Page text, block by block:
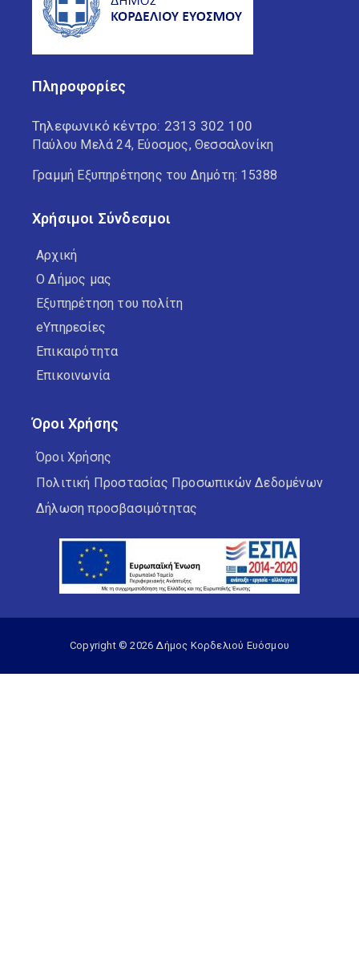
Πληροφορίες
Τηλεφωνικό κέντρο: 2313 302 100
Παύλου Μελά 24, Εύοσμος, Θεσσαλονίκη
Γραμμή Εξυπηρέτησης του Δημότη: 15388
Χρήσιμοι Σύνδεσμοι
Αρχική
Ο Δήμος μας
Εξυπηρέτηση του πολίτη
eΥπηρεσίες
Επικαιρότητα
Επικοινωνία
Όροι Χρήσης
Όροι Χρήσης
Πολιτική Προστασίας Προσωπικών Δεδομένων
Δήλωση προσβασιμότητας
Copyright © 2026 Δήμος Κορδελιού Ευόσμου